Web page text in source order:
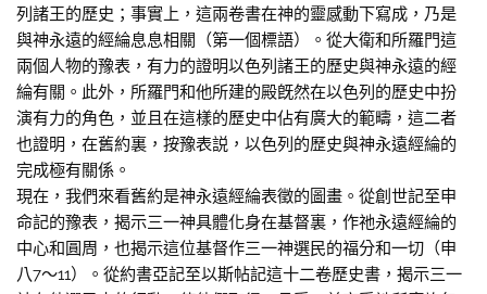
列諸王的歷史；事實上，這兩卷書在神的靈感動下寫成，乃是
與神永遠的經綸息息相關（第一個標語）。從大衛和所羅門這
兩個人物的豫表，有力的證明以色列諸王的歷史與神永遠的經
綸有關。此外，所羅門和他所建的殿旣然在以色列的歷史中扮
演有力的角色，並且在這樣的歷史中佔有廣大的範疇，這二者
也證明，在舊約裏，按豫表説，以色列的歷史與神永遠經綸的
完成極有關係。
現在，我們來看舊約是神永遠經綸表徵的圖畫。從創世記至申
命記的豫表，揭示三一神具體化身在基督裏，作祂永遠經綸的
中心和圓周，也揭示這位基督作三一神選民的福分和一切（申
八7～11）。從約書亞記至以斯帖記這十二卷歷史書，揭示三一